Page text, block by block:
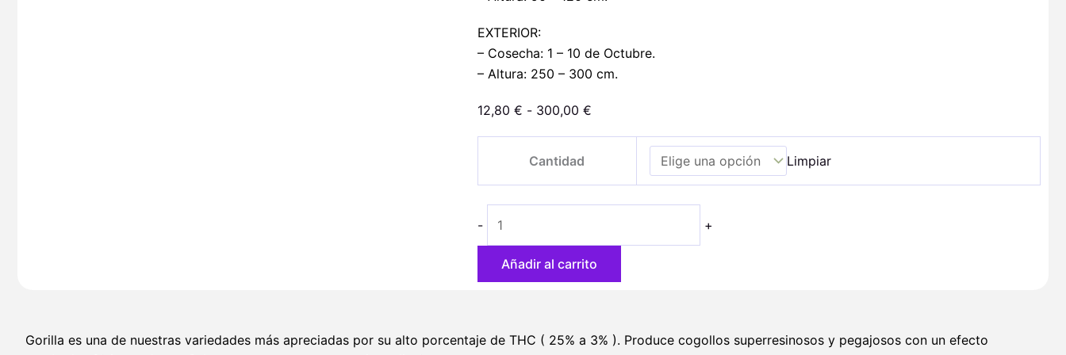
EXTERIOR:
– Cosecha: 1 – 10 de Octubre.
– Altura: 250 – 300 cm.
12,80 € - 300,00 €Rango
Cantidad Limpiar
-
cantidad
+
Añadir al carrito
Gorilla es una de nuestras variedades más apreciadas por su alto porcentaje de THC ( 25% a 3% ). Produce cogollos superresinosos y pegajosos con un efecto